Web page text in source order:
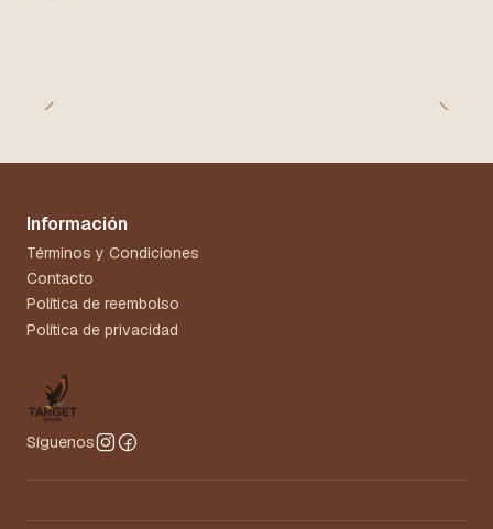
Información
Términos y Condiciones
Contacto
Política de reembolso
Política de privacidad
Síguenos